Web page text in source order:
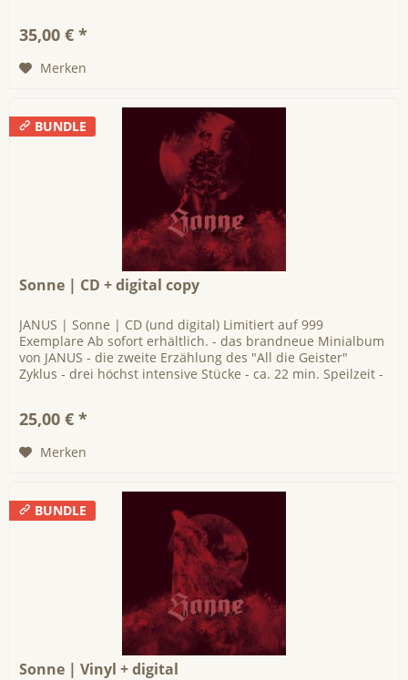
35,00 € *
Merken
BUNDLE
Sonne | CD + digital copy
JANUS | Sonne | CD (und digital) Limitiert auf 999
Exemplare Ab sofort erhältlich. - das brandneue Minialbum
von JANUS - die zweite Erzählung des "All die Geister"
Zyklus - drei höchst intensive Stücke - ca. 22 min. Speilzeit -
25,00 € *
Merken
BUNDLE
Sonne | Vinyl + digital